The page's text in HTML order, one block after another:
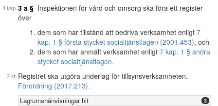
3 a § Inspektionen för vård och omsorg ska föra ett register
över
dem som har tillstånd att bedriva verksamhet enligt 7
kap. 1 § första stycket socialtjänstlagen (2001:453), och
dem som har anmält verksamhet enligt 7 kap. 1 § andra
stycket socialtjänstlagen.
Registret ska utgöra underlag för tillsynsverksamheten.
Förordning (2017:213).
Lagrumshänvisningar hit 3